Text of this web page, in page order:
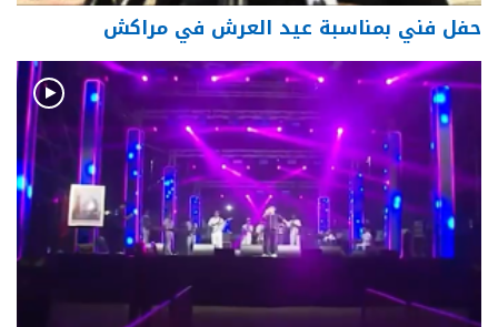
حفل فني بمناسبة عيد العرش في مراكش